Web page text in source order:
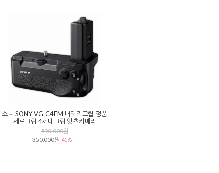
소니 SONY VG-C4EM 배터리그립 정품
세로그립 4세대그립 잇츠카메라
590,000원
350,000원 41% ↓